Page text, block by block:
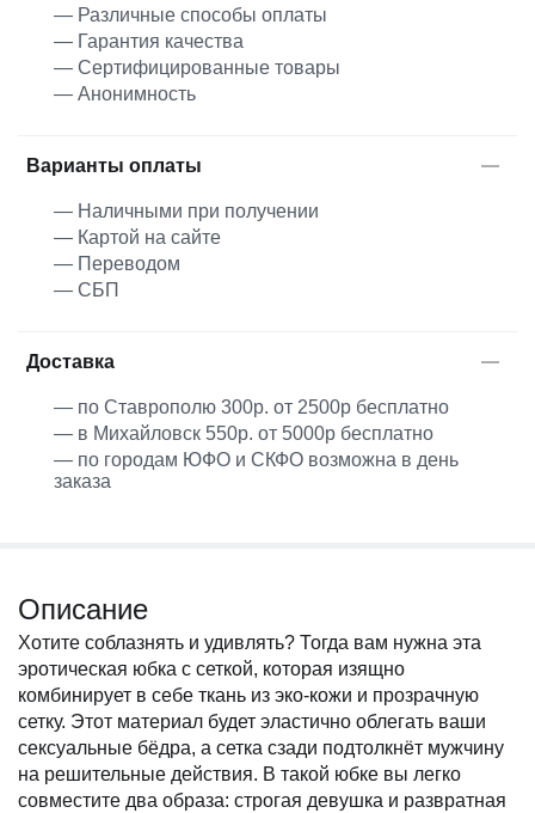
— Различные способы оплаты
— Гарантия качества
— Сертифицированные товары
— Анонимность
Варианты оплаты
— Наличными при получении
— Картой на сайте
— Переводом
— СБП
Доставка
— по Ставрополю 300р. от 2500р бесплатно
— в Михайловск 550р. от 5000р бесплатно
— по городам ЮФО и СКФО возможна в день
заказа
Описание
Хотите соблазнять и удивлять? Тогда вам нужна эта
эротическая юбка с сеткой, которая изящно
комбинирует в себе ткань из эко-кожи и прозрачную
сетку. Этот материал будет эластично облегать ваши
сексуальные бёдра, а сетка сзади подтолкнёт мужчину
на решительные действия. В такой юбке вы легко
совместите два образа: строгая девушка и развратная